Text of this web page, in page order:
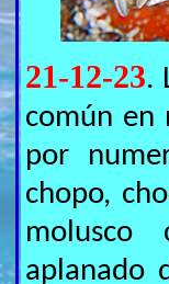
21-12-23.
común en
por
chopo,
molusco
aplanado